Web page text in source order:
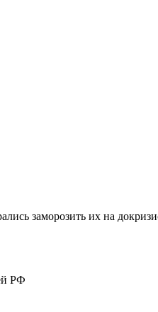
заморозить их на
РФ